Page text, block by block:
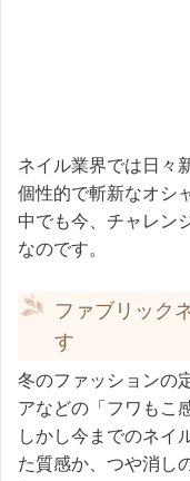
ネイル業界では日々
個性的で斬新なオシ
中でも今、チャレン
なのです。
ファブリック
す
冬のファッションの
アなどの「フワもこ
しかし今までのネイ
た質感か、つや消し